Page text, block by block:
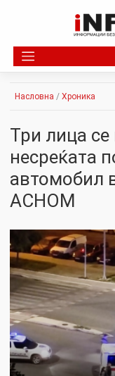
Насловна / Хроника
Три лица
несреќата
автомобил
АСНОМ